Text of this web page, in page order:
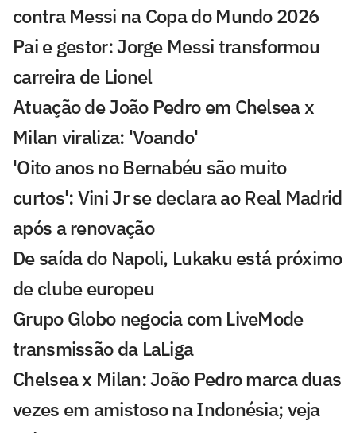
contra Messi na Copa do Mundo 2026
Pai e gestor: Jorge Messi transformou
carreira de Lionel
Atuação de João Pedro em Chelsea x
Milan viraliza: 'Voando'
'Oito anos no Bernabéu são muito
curtos': Vini Jr se declara ao Real Madrid
após a renovação
De saída do Napoli, Lukaku está próximo
de clube europeu
Grupo Globo negocia com LiveMode
transmissão da LaLiga
Chelsea x Milan: João Pedro marca duas
vezes em amistoso na Indonésia; veja